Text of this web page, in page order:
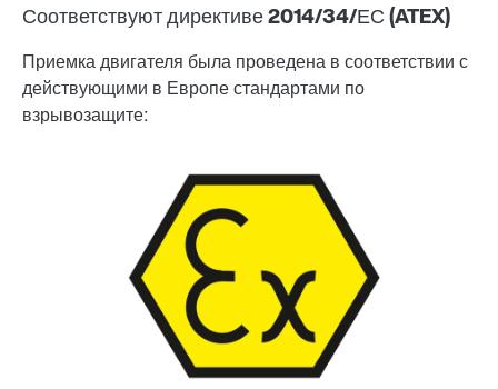
Соответствуют директиве 2014/34/ЕС (ATEX)
Приемка двигателя была проведена в соответствии с
действующими в Европе стандартами по
взрывозащите: